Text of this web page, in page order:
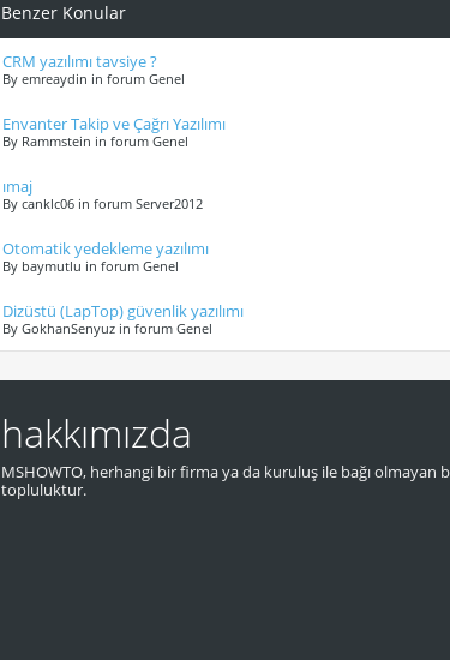
Benzer Konular
CRM yazılımı tavsiye ?
By emreaydin in forum Genel
Envanter Takip ve Çağrı Yazılımı
By Rammstein in forum Genel
ımaj
By canklc06 in forum Server2012
Otomatik yedekleme yazılımı
By baymutlu in forum Genel
Dizüstü (LapTop) güvenlik yazılımı
By GokhanSenyuz in forum Genel
hakkımızda
MSHOWTO, herhangi bir firma ya da kuruluş ile bağı olmayan
topluluktur.